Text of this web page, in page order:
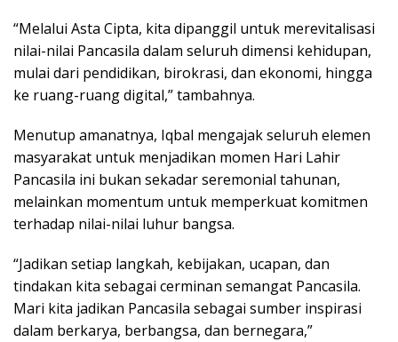
“Melalui Asta Cipta, kita dipanggil untuk merevitalisasi
nilai-nilai Pancasila dalam seluruh dimensi kehidupan,
mulai dari pendidikan, birokrasi, dan ekonomi, hingga
ke ruang-ruang digital,” tambahnya.
Menutup amanatnya, Iqbal mengajak seluruh elemen
masyarakat untuk menjadikan momen Hari Lahir
Pancasila ini bukan sekadar seremonial tahunan,
melainkan momentum untuk memperkuat komitmen
terhadap nilai-nilai luhur bangsa.
“Jadikan setiap langkah, kebijakan, ucapan, dan
tindakan kita sebagai cerminan semangat Pancasila.
Mari kita jadikan Pancasila sebagai sumber inspirasi
dalam berkarya, berbangsa, dan bernegara,”